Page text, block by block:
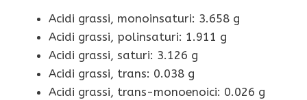
Acidi grassi, monoinsaturi: 3.658 g
Acidi grassi, polinsaturi: 1.911 g
Acidi grassi, saturi: 3.126 g
Acidi grassi, trans: 0.038 g
Acidi grassi, trans-monoenoici: 0.026 g